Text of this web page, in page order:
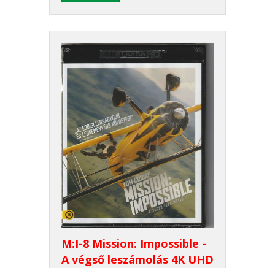
M:I-8 Mission: Impossible -
A végső leszámolás 4K UHD